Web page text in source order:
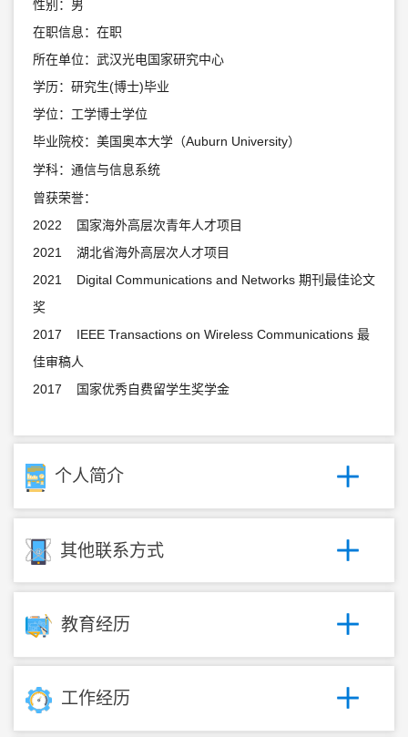
性别：男
在职信息：在职
所在单位：武汉光电国家研究中心
学历：研究生(博士)毕业
学位：工学博士学位
毕业院校：美国奥本大学（Auburn University）
学科：通信与信息系统
曾获荣誉：
2022 国家海外高层次青年人才项目
2021 湖北省海外高层次人才项目
2021 Digital Communications and Networks 期刊最佳论文
奖
2017 IEEE Transactions on Wireless Communications 最
佳审稿人
2017 国家优秀自费留学生奖学金
个人简介
其他联系方式
教育经历
工作经历